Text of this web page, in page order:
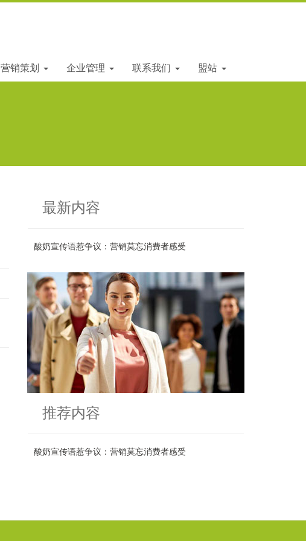
营销策划 企业管理 联系我们 盟站
最新内容
酸奶宣传语惹争议：营销莫忘消费者感受
推荐内容
酸奶宣传语惹争议：营销莫忘消费者感受